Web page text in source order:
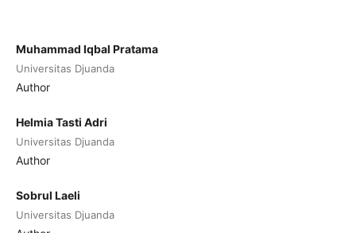
Muhammad Iqbal Pratama
Universitas Djuanda
Author
Helmia Tasti Adri
Universitas Djuanda
Author
Sobrul Laeli
Universitas Djuanda